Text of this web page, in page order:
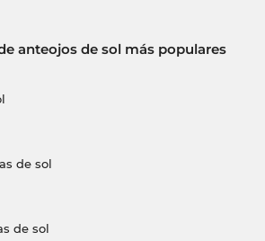
anteojos de sol más populares
de sol
de sol